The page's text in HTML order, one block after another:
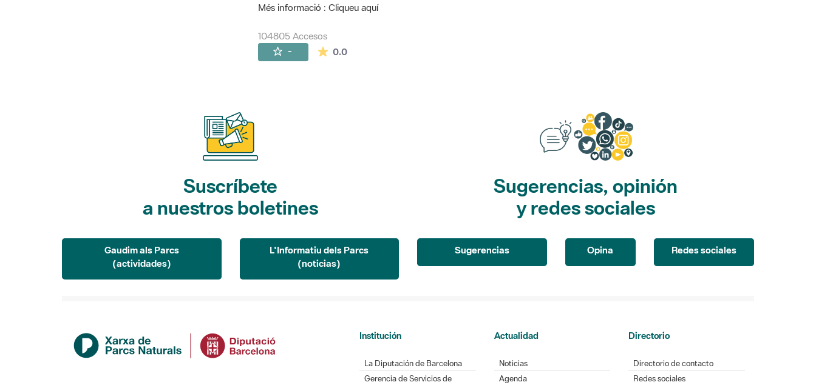
Més informació : Cliqueu aquí
104805 Accesos
- 0.0La valoración media es de 0 estrellas de 5.
Suscríbete
a nuestros boletines
Gaudim als Parcs
(actividades)
L'Informatiu dels Parcs
(noticias)
Sugerencias, opinión
y redes sociales
Sugerencias Opina Redes sociales
Institución
La Diputación de Barcelona
Gerencia de Servicios de
Actualidad
Noticias
Agenda
Directorio
Directorio de contacto
Redes sociales